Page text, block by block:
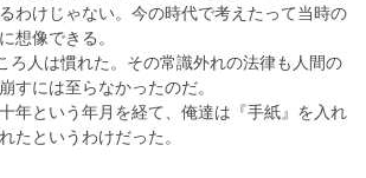
わけじゃない。今の時代で考えたって当時の
想像できる。
人は慣れた。その常識外れの法律も人間の
すには至らなかったのだ。
年という年月を経て、俺達は『手紙』を入れ
たというわけだった。